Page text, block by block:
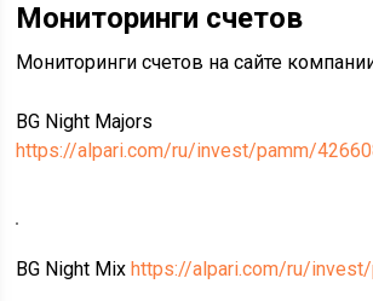
Мониторинги счетов
Мониторинги счетов на сайте
BG Night Majors
https://alpari.com/ru/invest/pamm/
BG Night Mixhttps://alpari.com/ru/